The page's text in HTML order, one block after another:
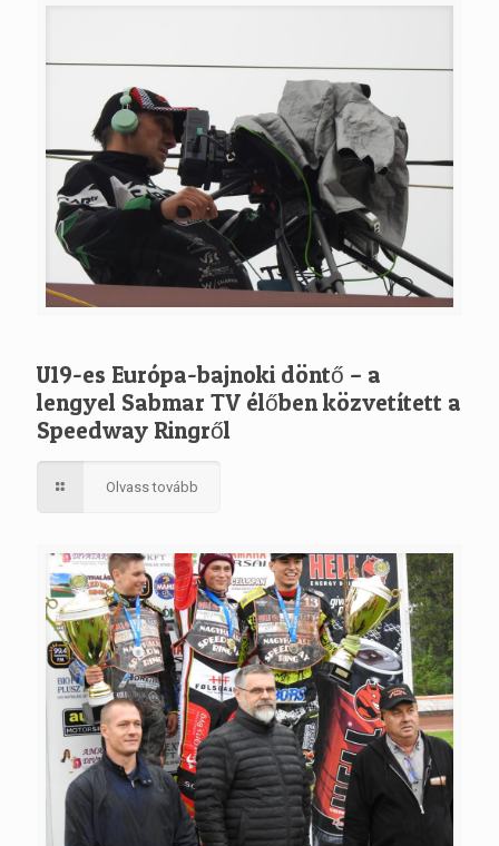
U19-es Európa-bajnoki döntő – a
lengyel Sabmar TV élőben közvetített a
Speedway Ringről
Olvass tovább